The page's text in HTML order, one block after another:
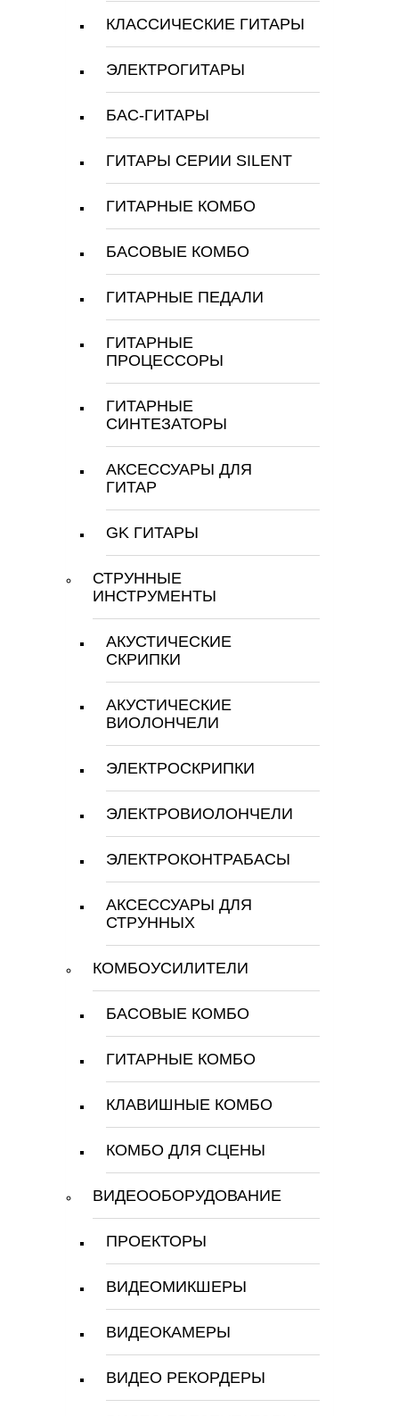
КЛАССИЧЕСКИЕ ГИТАРЫ
ЭЛЕКТРОГИТАРЫ
БАС-ГИТАРЫ
ГИТАРЫ СЕРИИ SILENT
ГИТАРНЫЕ КОМБО
БАСОВЫЕ КОМБО
ГИТАРНЫЕ ПЕДАЛИ
ГИТАРНЫЕ
ПРОЦЕССОРЫ
ГИТАРНЫЕ
СИНТЕЗАТОРЫ
АКСЕССУАРЫ ДЛЯ
ГИТАР
GK ГИТАРЫ
СТРУННЫЕ
ИНСТРУМЕНТЫ
АКУСТИЧЕСКИЕ
СКРИПКИ
АКУСТИЧЕСКИЕ
ВИОЛОНЧЕЛИ
ЭЛЕКТРОСКРИПКИ
ЭЛЕКТРОВИОЛОНЧЕЛИ
ЭЛЕКТРОКОНТРАБАСЫ
АКСЕССУАРЫ ДЛЯ
СТРУННЫХ
КОМБОУСИЛИТЕЛИ
БАСОВЫЕ КОМБО
ГИТАРНЫЕ КОМБО
КЛАВИШНЫЕ КОМБО
КОМБО ДЛЯ СЦЕНЫ
ВИДЕООБОРУДОВАНИЕ
ПРОЕКТОРЫ
ВИДЕОМИКШЕРЫ
ВИДЕОКАМЕРЫ
ВИДЕО РЕКОРДЕРЫ